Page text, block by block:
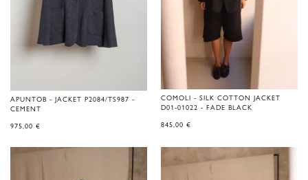
APUNTOB - JACKET P2084/TS987 -
CEMENT
975,00 €
COMOLI - SILK COTTON JACKET
D01-01022 - FADE BLACK
845,00 €